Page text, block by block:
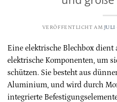
VERÖFFENTLICHT AM JULI
Eine elektrische Blechbox dient
elektrische Komponenten, um
schützen. Sie besteht aus
Aluminium, und wird durch
integrierte